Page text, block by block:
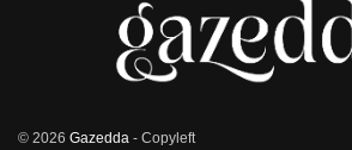
© 2026 Gazedda - Copyleft